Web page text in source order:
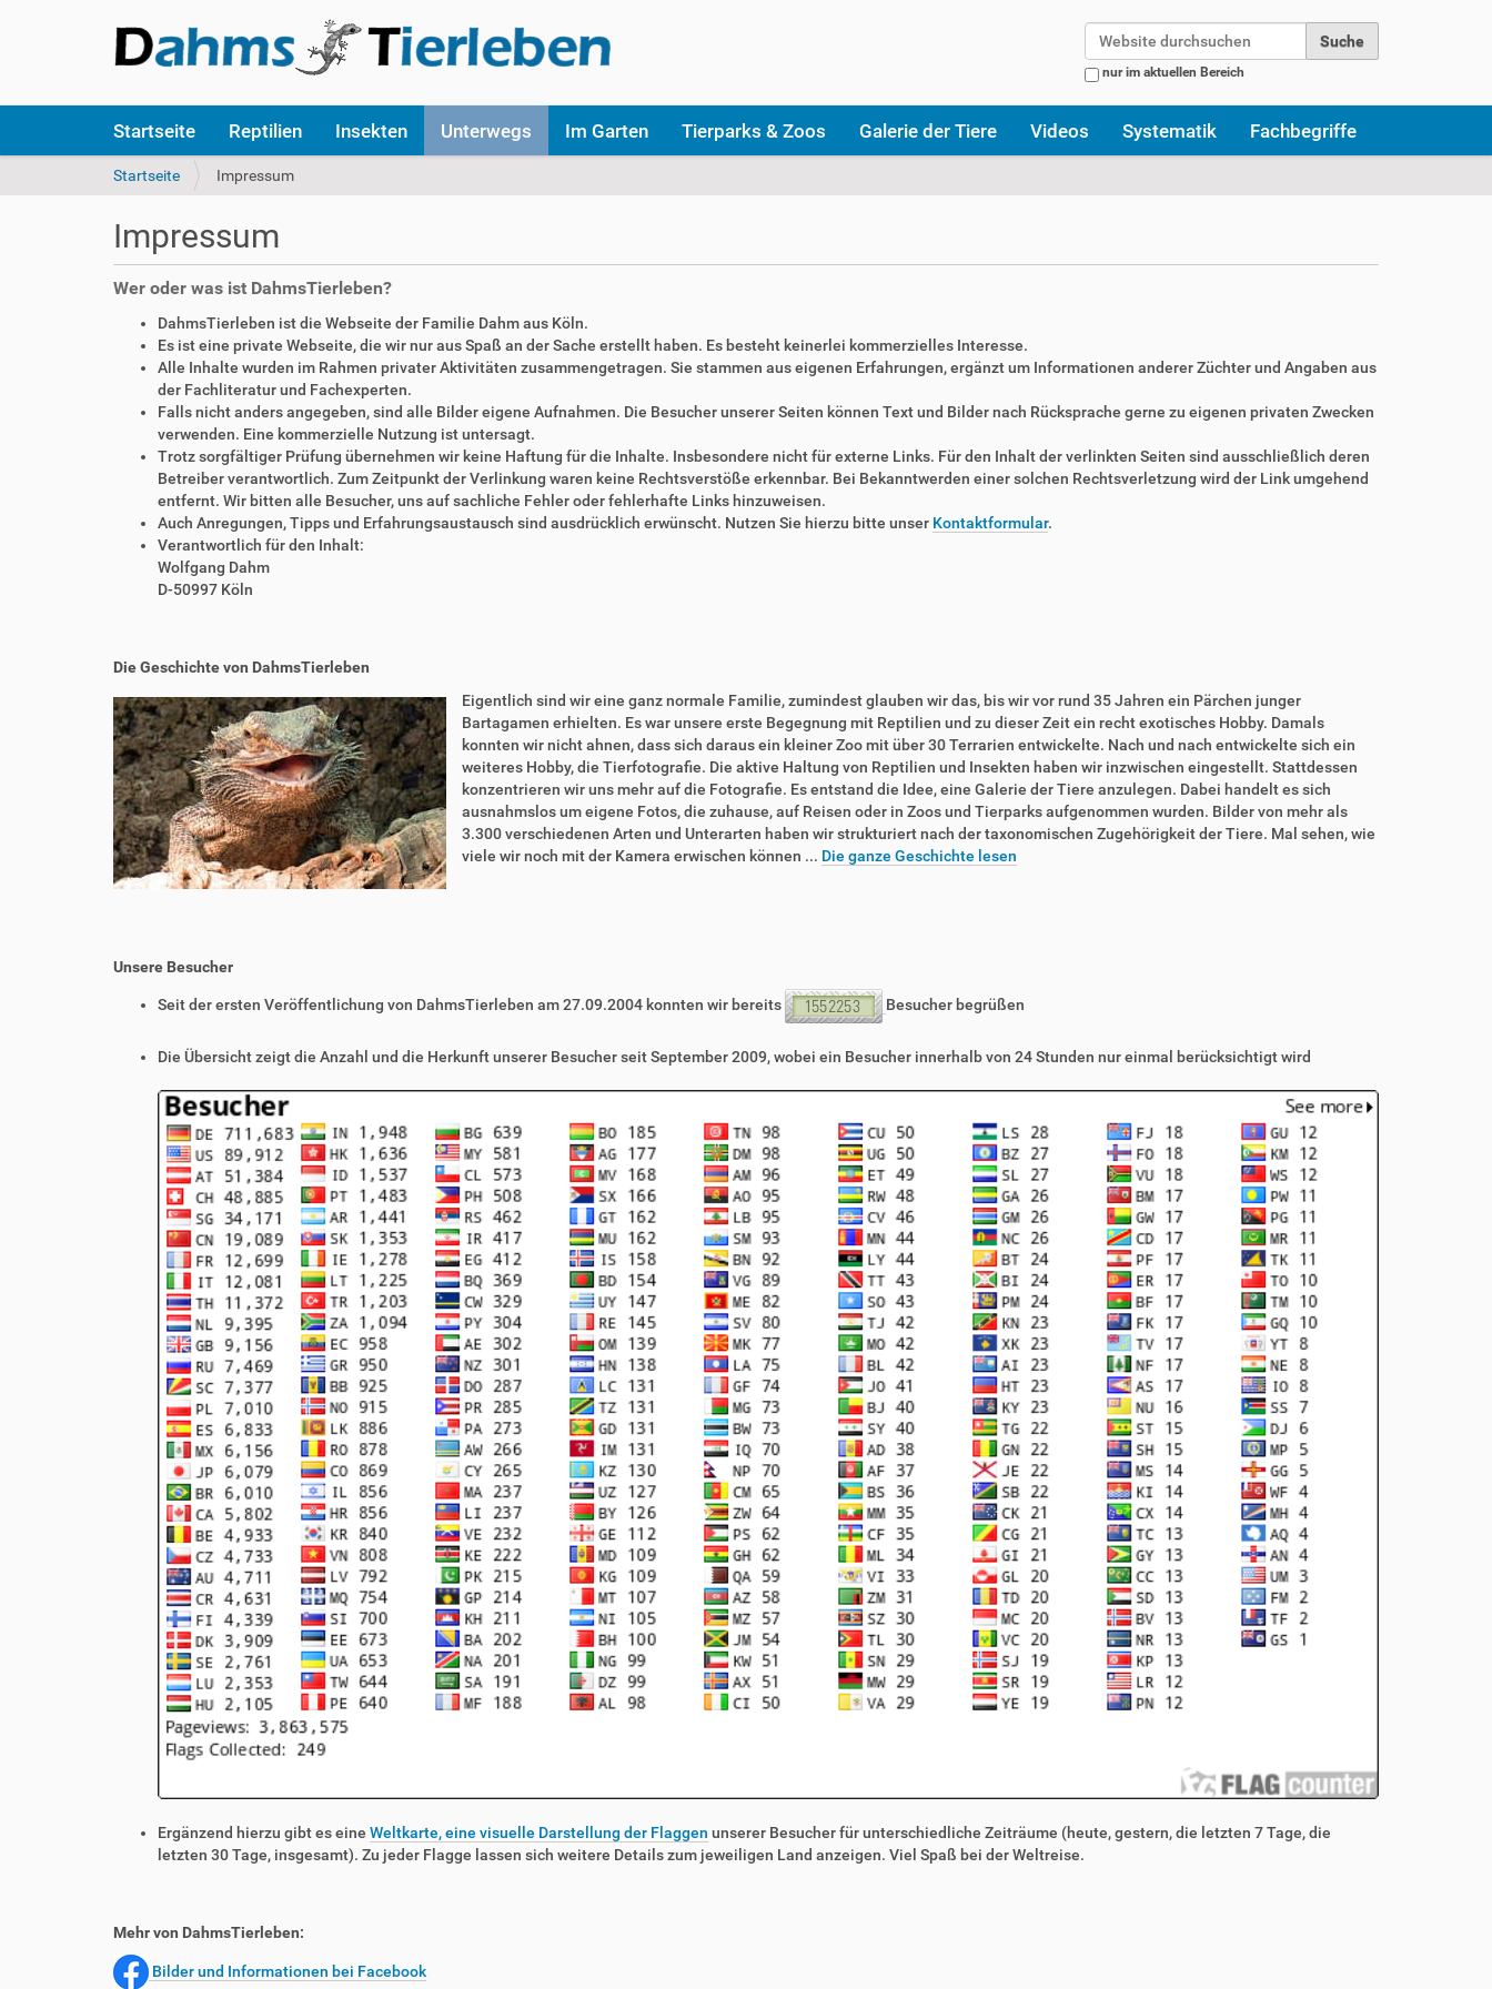
nur im aktuellen Bereich
k
Startseite Reptilien Insekten Unterwegs Im Garten Tierparks & Zoos Galerie der Tiere Videos Systematik Fachbegriffe
S
i
n
Startseite Impressum
Impressum
Wer oder was ist DahmsTierleben?
DahmsTierleben ist die Webseite der Familie Dahm aus Köln.
Es ist eine private Webseite, die wir nur aus Spaß an der Sache erstellt haben. Es besteht keinerlei kommerzielles Interesse.
Alle Inhalte wurden im Rahmen privater Aktivitäten zusammengetragen. Sie stammen aus eigenen Erfahrungen, ergänzt um Informationen anderer Züchter und Angaben aus
der Fachliteratur und Fachexperten.
Falls nicht anders angegeben, sind alle Bilder eigene Aufnahmen. Die Besucher unserer Seiten können Text und Bilder nach Rücksprache gerne zu eigenen privaten Zwecken
verwenden. Eine kommerzielle Nutzung ist untersagt.
Trotz sorgfältiger Prüfung übernehmen wir keine Haftung für die Inhalte. Insbesondere nicht für externe Links. Für den Inhalt der verlinkten Seiten sind ausschließlich deren
Betreiber verantwortlich. Zum Zeitpunkt der Verlinkung waren keine Rechtsverstöße erkennbar. Bei Bekanntwerden einer solchen Rechtsverletzung wird der Link umgehend
entfernt. Wir bitten alle Besucher, uns auf sachliche Fehler oder fehlerhafte Links hinzuweisen.
Auch Anregungen, Tipps und Erfahrungsaustausch sind ausdrücklich erwünscht. Nutzen Sie hierzu bitte unser Kontaktformular.
Verantwortlich für den Inhalt:
Wolfgang Dahm
D-50997 Köln
Die Geschichte von DahmsTierleben
Eigentlich sind wir eine ganz normale Familie, zumindest glauben wir das, bis wir vor rund 35 Jahren ein Pärchen junger
Bartagamen erhielten. Es war unsere erste Begegnung mit Reptilien und zu dieser Zeit ein recht exotisches Hobby. Damals
konnten wir nicht ahnen, dass sich daraus ein kleiner Zoo mit über 30 Terrarien entwickelte. Nach und nach entwickelte sich ein
weiteres Hobby, die Tierfotografie. Die aktive Haltung von Reptilien und Insekten haben wir inzwischen eingestellt. Stattdessen
konzentrieren wir uns mehr auf die Fotografie. Es entstand die Idee, eine Galerie der Tiere anzulegen. Dabei handelt es sich
ausnahmslos um eigene Fotos, die zuhause, auf Reisen oder in Zoos und Tierparks aufgenommen wurden. Bilder von mehr als
3.300 verschiedenen Arten und Unterarten haben wir strukturiert nach der taxonomischen Zugehörigkeit der Tiere. Mal sehen, wie
viele wir noch mit der Kamera erwischen können ... Die ganze Geschichte lesen
Unsere Besucher
Seit der ersten Veröffentlichung von DahmsTierleben am 27.09.2004 konnten wir bereits Besucher begrüßen
Die Übersicht zeigt die Anzahl und die Herkunft unserer Besucher seit September 2009, wobei ein Besucher innerhalb von 24 Stunden nur einmal berücksichtigt wird
Ergänzend hierzu gibt es eine Weltkarte, eine visuelle Darstellung der Flaggen unserer Besucher für unterschiedliche Zeiträume (heute, gestern, die letzten 7 Tage, die
letzten 30 Tage, insgesamt). Zu jeder Flagge lassen sich weitere Details zum jeweiligen Land anzeigen. Viel Spaß bei der Weltreise.
Mehr von DahmsTierleben:
Bilder und Informationen bei Facebook